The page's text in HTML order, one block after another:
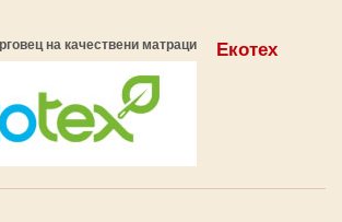
на качествени матраци Екотех